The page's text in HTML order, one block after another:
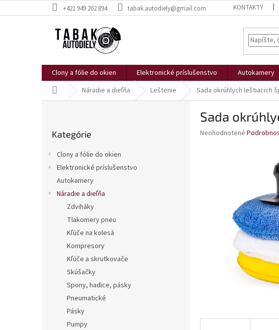
na
+421 949 202 894 tabak.autodiely@gmail.com KONTAKTY
Clony a fólie do okien Elektronické príslušenstvo Autokamery
DomovNáradie a dieľňa Leštenie Sada okrúhlych leštiacich
kategórie
Kategórie
Clony a fólie do okien
Elektronické príslušenstvo
Autokamery
Náradie a dieľňa
Zdviháky
Tlakomery pneu
Kľúče na kolesá
Kompresory
Kľúče a skrutkovače
Skúšačky
Spony, hadice, pásky
Pneumatické
Pásky
Pumpy
Sada
Priemerné
Neohodnotené